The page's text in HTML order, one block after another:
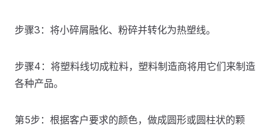
步骤3：将小碎屑融化、粉碎并转化为热塑线。
步骤4：将塑料线切成粒料，塑料制造商将用它们来制造
各种产品。
第5步：根据客户要求的颜色，做成圆形或圆柱状的颗